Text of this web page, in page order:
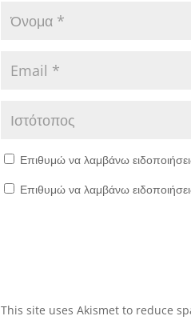
Επιθυμώ να λαμβάνω
Επιθυμώ να λαμβάνω
This site uses Akismet to reduce